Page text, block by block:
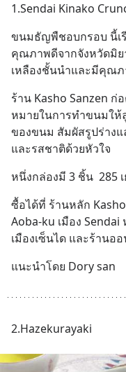
1.Sendai Kinako
ขนมธัญพืชอบกรอบ นี้เ
คุณภาพดีจากจังหวัดมิย
เหลืองชั้นนำและมีคุณภ
ร้าน Kasho Sanzen ก่
หมายในการทำขนมให้
ของขนม สัมผัสรูปร่าง
และรสชาติด้วยหัวใจ
หนึ่งกล่องมี 3 ชิ้น  285
ซื้อได้ที่ ร้านหลัก
Aoba-ku เมือง
เมืองเซ็นได และร้านอ
แนะนำโดย Dory san
2.Hazekurayaki